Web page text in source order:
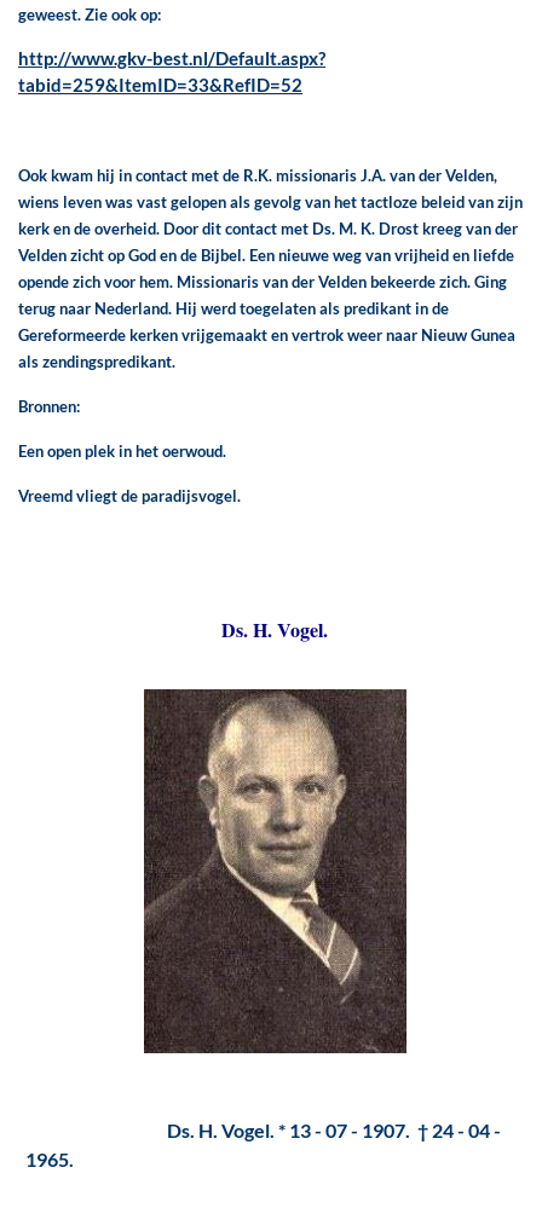
geweest. Zie ook op:
http://www.gkv-best.nl/Default.aspx?
tabid=259&ItemID=33&RefID=52
Ook kwam hij in contact met de R.K. missionaris J.A. van der Velden,
wiens leven was vast gelopen als gevolg van het tactloze beleid van zijn
kerk en de overheid. Door dit contact met Ds. M. K. Drost kreeg van der
Velden zicht op God en de Bijbel. Een nieuwe weg van vrijheid en liefde
opende zich voor hem. Missionaris van der Velden bekeerde zich. Ging
terug naar Nederland. Hij werd toegelaten als predikant in de
Gereformeerde kerken vrijgemaakt en vertrok weer naar Nieuw Gunea
als zendingspredikant.
Bronnen:
Een open plek in het oerwoud.
Vreemd vliegt de paradijsvogel.
Ds. H. Vogel.
Ds. H. Vogel. * 13 - 07 - 1907. † 24 - 04 -
1965.